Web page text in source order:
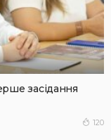
засідання
120